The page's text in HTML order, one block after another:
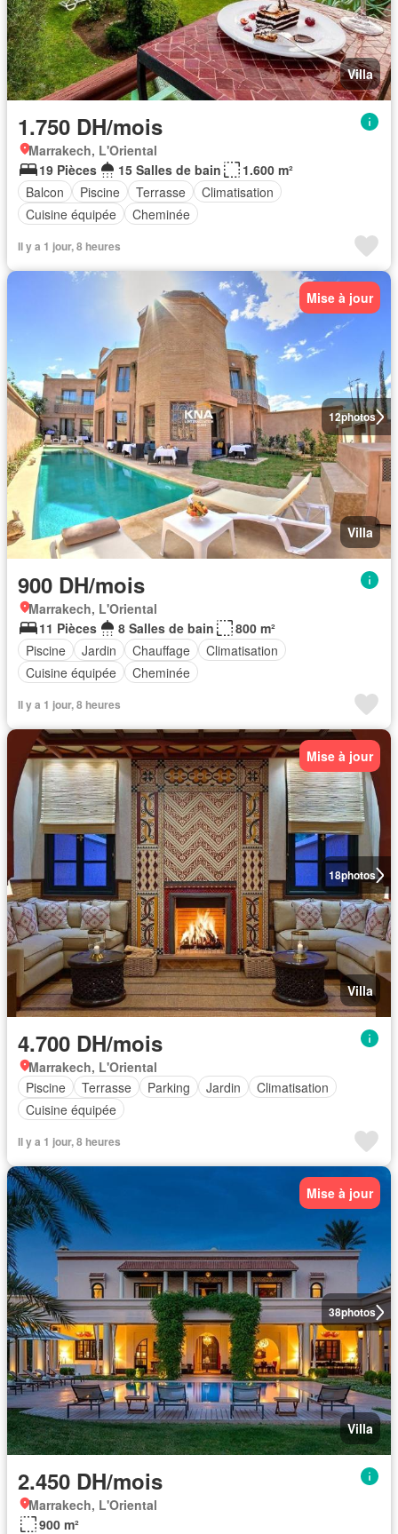
Villa
1.750 DH/mois
Marrakech, L'Oriental
19 Pièces
15 Salles de bain
1.600 m²
Balcon
Piscine Terrasse
Climatisation
Cuisine équipée
Cheminée
Il y a 1 jour, 8 heures
12photos
Mise à jour
Villa
900 DH/mois
Marrakech, L'Oriental
11 Pièces
8 Salles de bain
800 m²
Piscine
Jardin Chauffage
Climatisation
Cuisine équipée
Cheminée
Il y a 1 jour, 8 heures
18photos
Mise à jour
Villa
4.700 DH/mois
Marrakech, L'Oriental
Piscine
Terrasse Parking Jardin
Climatisation
Cuisine équipée
Il y a 1 jour, 8 heures
38photos
Mise à jour
Villa
2.450 DH/mois
Marrakech, L'Oriental
900 m²